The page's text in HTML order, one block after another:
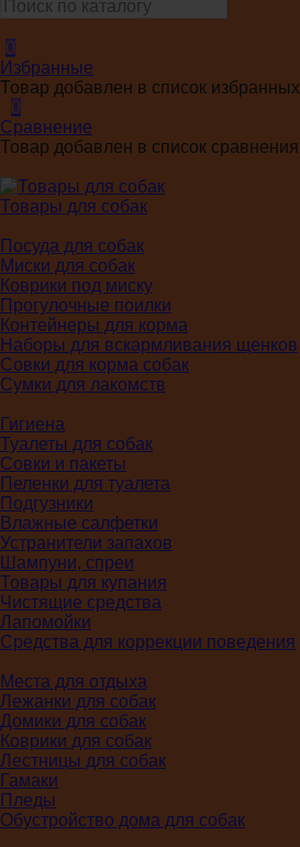
0
Избранные
Товар добавлен в список избранных
0
Сравнение
Товар добавлен в список сравнения
Товары для собак
Посуда для собак
Миски для собак
Коврики под миску
Прогулочные поилки
Контейнеры для корма
Наборы для вскармливания щенков
Совки для корма собак
Сумки для лакомств
Гигиена
Туалеты для собак
Совки и пакеты
Пеленки для туалета
Подгузники
Влажные салфетки
Устранители запахов
Шампуни, спреи
Товары для купания
Чистящие средства
Лапомойки
Средства для коррекции поведения
Места для отдыха
Лежанки для собак
Домики для собак
Коврики для собак
Лестницы для собак
Гамаки
Пледы
Обустройство дома для собак